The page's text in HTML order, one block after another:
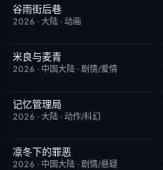
更新至第4集
谷雨街后巷
2026 · 大陆 · 动画
更新至第17集
米良与麦青
2026 · 中国大陆 · 剧情/爱情
更新至第4集
记忆管理局
2026 · 大陆 · 动作/科幻
已完结
凛冬下的罪恶
2026 · 中国大陆 · 剧情/悬疑